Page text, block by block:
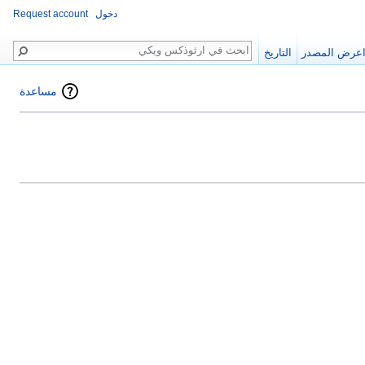
مساعدة
Request account دخول
بحث
التاريخ اعرض المصدر